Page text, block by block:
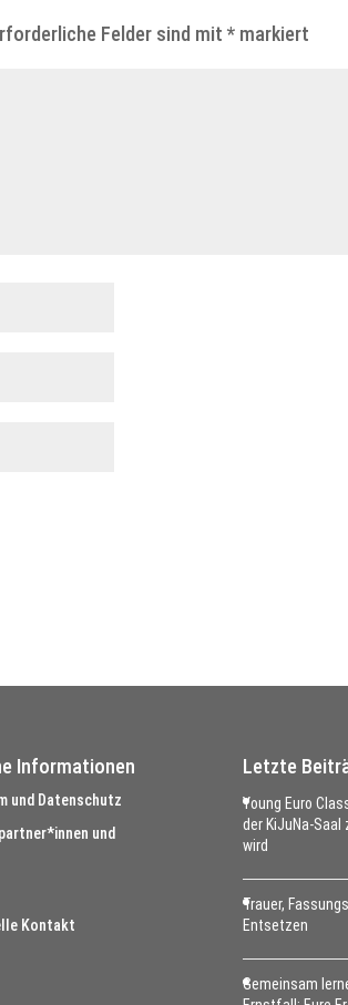
Felder sind mit* markiert
Informationen
und Datenschutz
und
Kontakt
Letzte
Young Euro
der KiJuNa-Saal
wird
Trauer,
Entsetzen
Gemeinsam